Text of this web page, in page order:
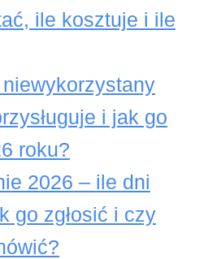
ile kosztuje i ile
i jak go
roku?
2026 – ile dni
go zgłosić i czy